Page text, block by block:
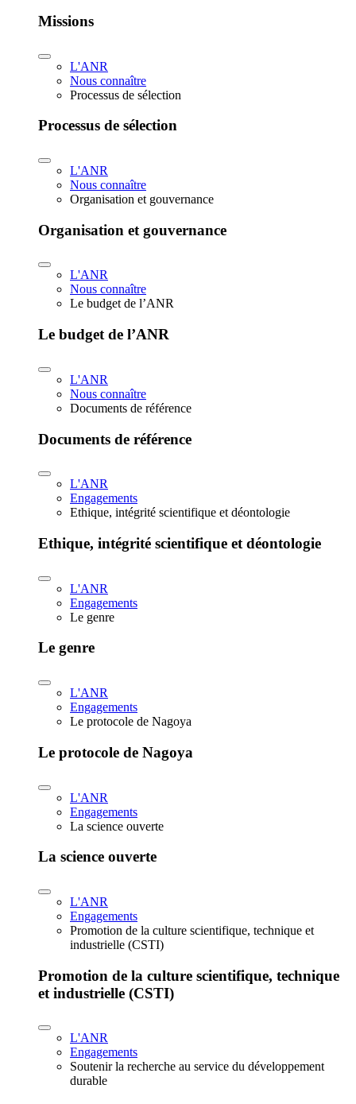
Missions
L'ANR
Nous connaître
Processus de sélection
Processus de sélection
L'ANR
Nous connaître
Organisation et gouvernance
Organisation et gouvernance
L'ANR
Nous connaître
Le budget de l’ANR
Le budget de l’ANR
L'ANR
Nous connaître
Documents de référence
Documents de référence
L'ANR
Engagements
Ethique, intégrité scientifique et déontologie
Ethique, intégrité scientifique et déontologie
L'ANR
Engagements
Le genre
Le genre
L'ANR
Engagements
Le protocole de Nagoya
Le protocole de Nagoya
L'ANR
Engagements
La science ouverte
La science ouverte
L'ANR
Engagements
Promotion de la culture scientifique, technique et
industrielle (CSTI)
Promotion de la culture scientifique, technique
et industrielle (CSTI)
L'ANR
Engagements
Soutenir la recherche au service du développement
durable